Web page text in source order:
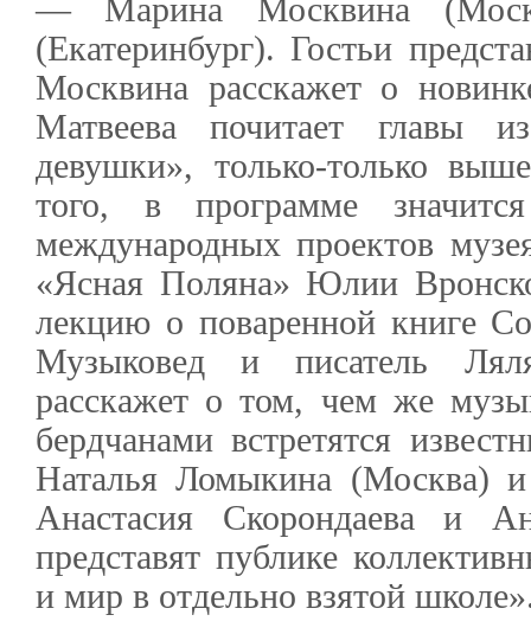
— Марина Москвина
(Екатеринбург). Гостьи
Москвина расскажет о
Матвеева почитает главы
девушки», только-только
того, в программе
международных проектов
«Ясная Поляна» Юлии
лекцию о поваренной книге
Музыковед и писатель
расскажет о том, чем же
бердчанами встретятся
Наталья Ломыкина (Москва)
Анастасия Скорондаева и
представят публике
и мир в отдельно взятой